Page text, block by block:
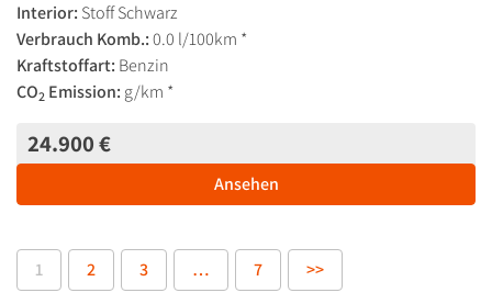
Interior: Stoff Schwarz
Verbrauch Komb.:0.0 l/100km *
Kraftstoffart: Benzin
CO2 Emission: g/km *
24.900 €
Ansehen
1 2 3 … 7 >>